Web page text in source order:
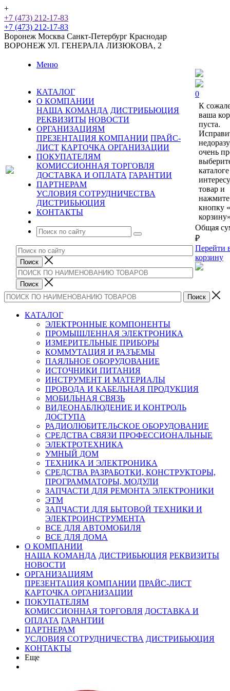
+
+7 (473) 212-17-83
+7 (473) 212-17-83
Воронеж Москва Санкт-Петербург Краснодар
ВОРОНЕЖ УЛ. ГЕНЕРАЛА ЛИЗЮКОВА, 2
Меню
КАТАЛОГ
О КОМПАНИИ
НАША КОМАНДА ДИСТРИБЬЮЦИЯ
РЕКВИЗИТЫ НОВОСТИ
ОРГАНИЗАЦИЯМ
ПРЕЗЕНТАЦИЯ КОМПАНИИ ПРАЙС-
ЛИСТ КАРТОЧКА ОРГАНИЗАЦИИ
ПОКУПАТЕЛЯМ
КОМИССИОННАЯ ТОРГОВЛЯ
ДОСТАВКА И ОПЛАТА ГАРАНТИИ
ПАРТНЕРАМ
УСЛОВИЯ СОТРУДНИЧЕСТВА
ДИСТРИБЬЮЦИЯ
КОНТАКТЫ
0
К
ваша
пуста.
очень
каталоге
товар и
нажмите
кнопку
Общая
₽
Перейти
корзину
КАТАЛОГ
ЭЛЕКТРОННЫЕ КОМПОНЕНТЫ
ПРОМЫШЛЕННАЯ ЭЛЕКТРОНИКА
ИЗМЕРИТЕЛЬНЫЕ ПРИБОРЫ
КОММУТАЦИЯ И РАЗЪЕМЫ
ПАЯЛЬНОЕ ОБОРУДОВАНИЕ
ИСТОЧНИКИ ПИТАНИЯ
ИНСТРУМЕНТ И МАТЕРИАЛЫ
ПРОВОДА И КАБЕЛЬНАЯ ПРОДУКЦИЯ
МОБИЛЬНАЯ СВЯЗЬ
ВИДЕОНАБЛЮДЕНИЕ И КОНТРОЛЬ
ДОСТУПА
РАДИОЛЮБИТЕЛЬСКОЕ ОБОРУДОВАНИЕ
СРЕДСТВА СВЯЗИ ПРОФЕССИОНАЛЬНЫЕ
ЭЛЕКТРОТЕХНИКА
УМНЫЙ ДОМ
ТЕХНИКА И ЭЛЕКТРОНИКА
СРЕДСТВА РАЗРАБОТКИ, КОНСТРУКТОРЫ,
ПРОГРАММАТОРЫ, МОДУЛИ
ЗАПЧАСТИ ДЛЯ РЕМОНТА ЭЛЕКТРОНИКИ
ЭТМ
ЗАПЧАСТИ ДЛЯ БЫТОВОЙ ТЕХНИКИ И
ЭЛЕКТРОИНСТРУМЕНТА
ВСЕ ДЛЯ АВТОМОБИЛЯ
ВСЕ ДЛЯ ДОМА
О КОМПАНИИ
НАША КОМАНДА ДИСТРИБЬЮЦИЯ РЕКВИЗИТЫ
НОВОСТИ
ОРГАНИЗАЦИЯМ
ПРЕЗЕНТАЦИЯ КОМПАНИИ ПРАЙС-ЛИСТ
КАРТОЧКА ОРГАНИЗАЦИИ
ПОКУПАТЕЛЯМ
КОМИССИОННАЯ ТОРГОВЛЯ ДОСТАВКА И
ОПЛАТА ГАРАНТИИ
ПАРТНЕРАМ
УСЛОВИЯ СОТРУДНИЧЕСТВА ДИСТРИБЬЮЦИЯ
КОНТАКТЫ
Еще